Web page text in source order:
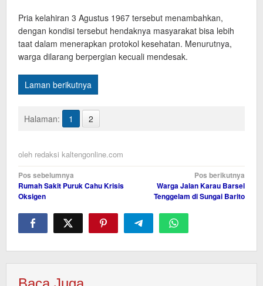
Pria kelahiran 3 Agustus 1967 tersebut menambahkan,
dengan kondisi tersebut hendaknya masyarakat bisa lebih
taat dalam menerapkan protokol kesehatan. Menurutnya,
warga dilarang berpergian kecuali mendesak.
Laman berikutnya
Halaman: 1 2
oleh redaksi kaltengonline.com
Navigasi
pos
Pos sebelumnya
Rumah Sakit Puruk Cahu Krisis
Oksigen
Pos berikutnya
Warga Jalan Karau Barsel
Tenggelam di Sungai Barito